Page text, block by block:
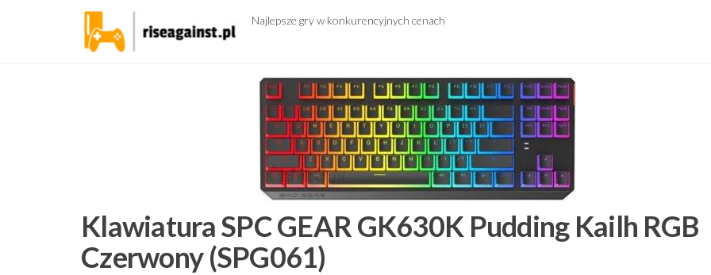
Najlepsze gry w konkurencyjnych cenach
Klawiatura SPC GEAR GK630K Pudding Kailh RGB
Czerwony (SPG061)